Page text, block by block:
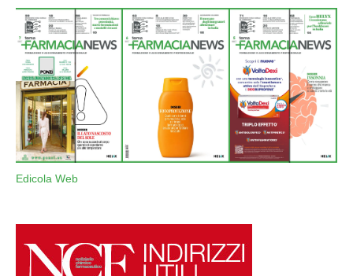
Edicola Web